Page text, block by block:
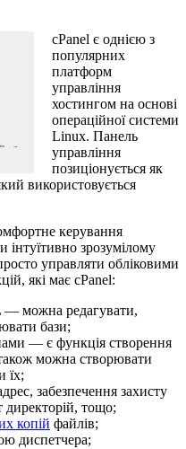
cPanel є однією з
популярних
платформ
управління
хостингом на основі
операційної системи
Linux. Панель
управління
позиціонується як
використовується
керування
інтуїтивно зрозумілому
управляти обліковими
які має cPanel:
— можна редагувати,
бази;
— є функція створення
можна створювати
їх;
забезпечення захисту
директорій, тощо;
копій файлів;
диспетчера;